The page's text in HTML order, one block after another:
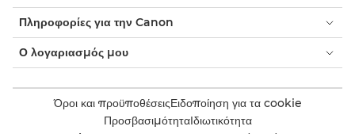
Πληροφορίες για την Canon
Ο λογαριασμός μου
Όροι και προϋποθέσειςΕιδοποίηση για τα cookie
ΠροσβασιμότηταΙδιωτικότητα